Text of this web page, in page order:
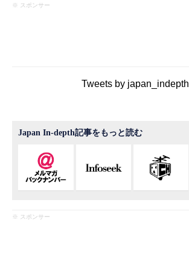
※ スポンサー
Tweets by japan_indepth
Japan In-depth記事をもっと読む
※ スポンサー